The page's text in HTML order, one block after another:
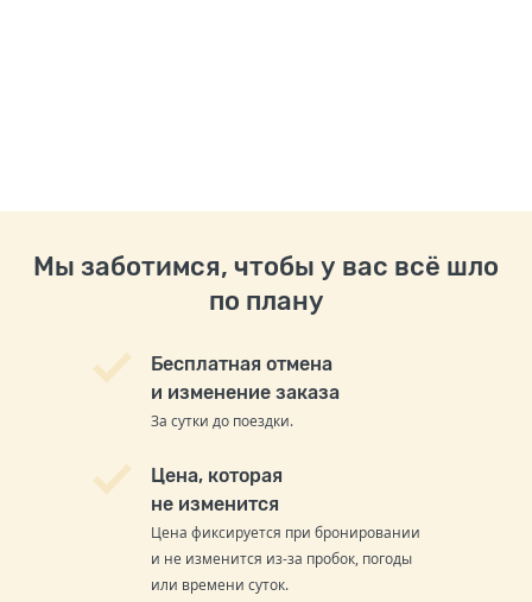
Мы заботимся, чтобы у вас всё шло
по плану
Бесплатная отмена
и изменение заказа
За сутки до поездки.
Цена, которая
не изменится
Цена фиксируется при бронировании
и не изменится из-за пробок, погоды
или времени суток.